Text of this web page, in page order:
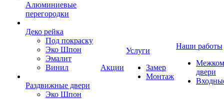
Алюминиевые
перегородки
Деко рейка
Под покраску
Эко Шпон
Эмалит
Винил
Раздвижные двери
Эко Шпон
Акции
Услуги
Замер
Монтаж
Наши работы
двери